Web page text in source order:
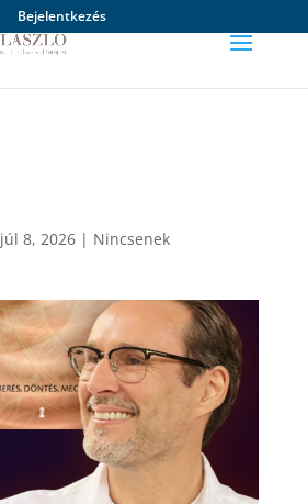
Bejelentkezés
júl 8, 2026| Nincsenek